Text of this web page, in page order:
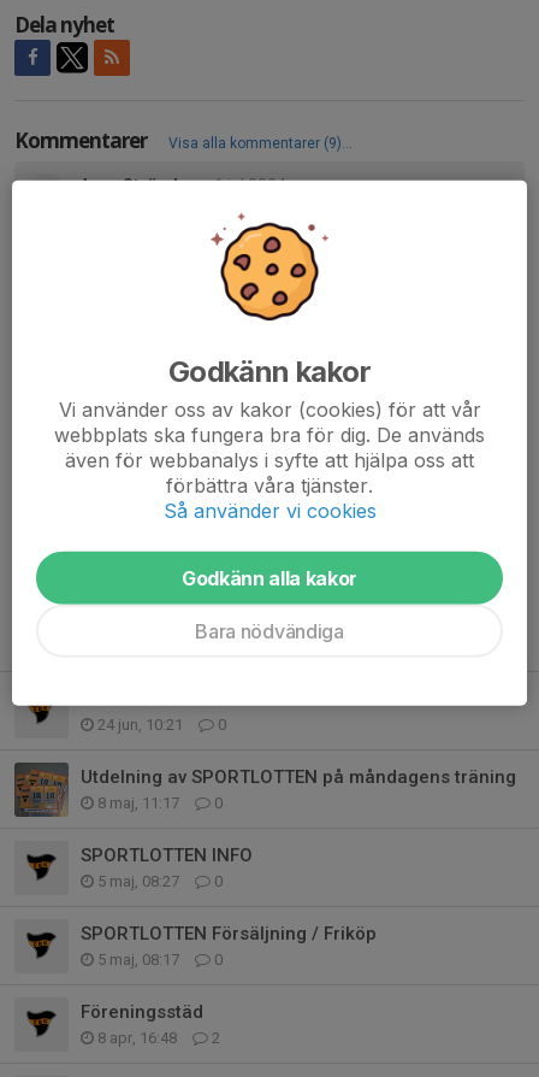
Dela nyhet
Kommentarer Visa alla kommentarer (9)...
Anna Strömberg1 jul 2024
Vi är bortresta och har tyvärr inte möjlighet att hjälpa till.
1 jul 2024
Bra att några svarade i alla fall för då vet vi ju att några
sett. Nej tanken är att grabbarna ska hjälpa till. Men det
2 jul 2024
Jag är bortrest då
Isac2 jul 2024
Är inte hemma
Tidigare nyheter
24 jun, 10:21 0
Utdelning av SPORTLOTTEN på måndagens träning
8 maj, 11:17 0
SPORTLOTTEN INFO
5 maj, 08:27 0
SPORTLOTTEN Försäljning / Friköp
5 maj, 08:17 0
Föreningsstäd
8 apr, 16:48 2
Godkänn kakor
Vi använder oss av kakor (cookies) för att vår
webbplats ska fungera bra för dig. De används
även för webbanalys i syfte att hjälpa oss att
förbättra våra tjänster.
Så använder vi cookies
Godkänn alla kakor
Bara nödvändiga